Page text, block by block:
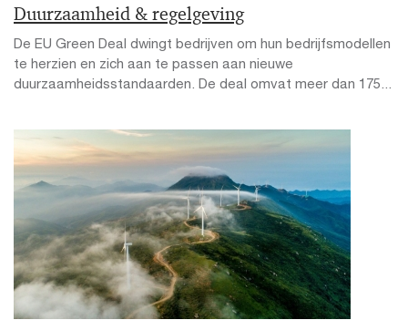
Duurzaamheid & regelgeving
De EU Green Deal dwingt bedrijven om hun bedrijfsmodellen
te herzien en zich aan te passen aan nieuwe
duurzaamheidsstandaarden. De deal omvat meer dan 175...